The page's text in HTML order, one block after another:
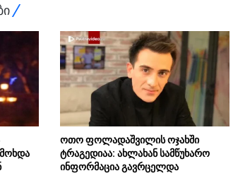
ოთო ფოლადაშვილის ოჯახში
ტრაგედიაა: ახლახან სამწუხარო
ინფორმაცია გავრცელდა